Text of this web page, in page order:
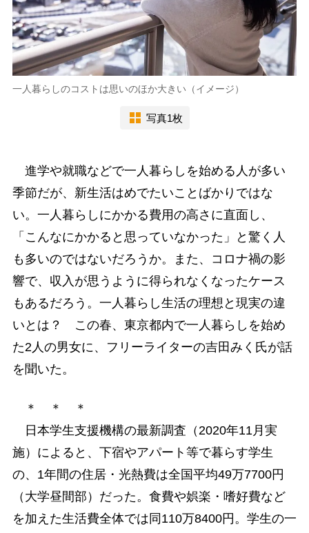
一人暮らしのコストは思いのほか大きい（イメージ）
写真1枚
進学や就職などで一人暮らしを始める人が多い
季節だが、新生活はめでたいことばかりではな
い。一人暮らしにかかる費用の高さに直面し、
「こんなにかかると思っていなかった」と驚く人
も多いのではないだろうか。また、コロナ禍の影
響で、収入が思うように得られなくなったケース
もあるだろう。一人暮らし生活の理想と現実の違
いとは？ この春、東京都内で一人暮らしを始め
た2人の男女に、フリーライターの吉田みく氏が話
を聞いた。
＊ ＊ ＊
日本学生支援機構の最新調査（2020年11月実
施）によると、下宿やアパート等で暮らす学生
の、1年間の住居・光熱費は全国平均49万7700円
（大学昼間部）だった。食費や娯楽・嗜好費など
を加えた生活費全体では同110万8400円。学生の一